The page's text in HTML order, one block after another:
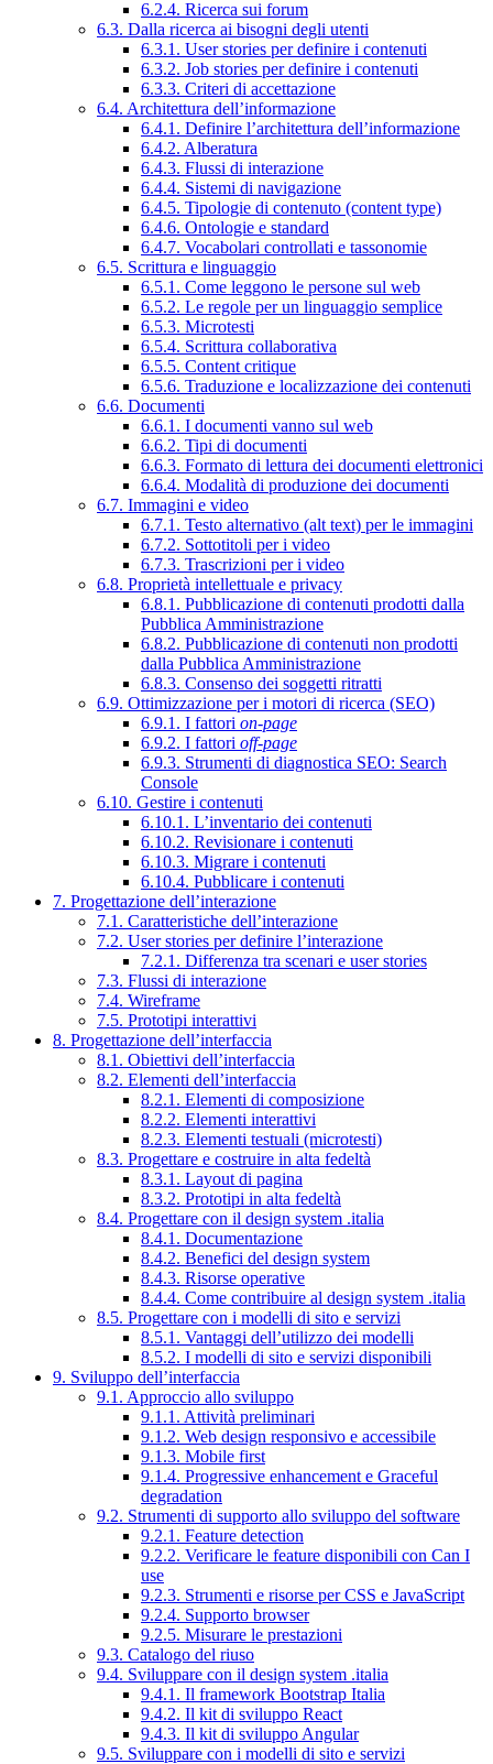
6.2.4. Ricerca sui forum
6.3. Dalla ricerca ai bisogni degli utenti
6.3.1. User stories per definire i contenuti
6.3.2. Job stories per definire i contenuti
6.3.3. Criteri di accettazione
6.4. Architettura dell’informazione
6.4.1. Definire l’architettura dell’informazione
6.4.2. Alberatura
6.4.3. Flussi di interazione
6.4.4. Sistemi di navigazione
6.4.5. Tipologie di contenuto (content type)
6.4.6. Ontologie e standard
6.4.7. Vocabolari controllati e tassonomie
6.5. Scrittura e linguaggio
6.5.1. Come leggono le persone sul web
6.5.2. Le regole per un linguaggio semplice
6.5.3. Microtesti
6.5.4. Scrittura collaborativa
6.5.5. Content critique
6.5.6. Traduzione e localizzazione dei contenuti
6.6. Documenti
6.6.1. I documenti vanno sul web
6.6.2. Tipi di documenti
6.6.3. Formato di lettura dei documenti elettronici
6.6.4. Modalità di produzione dei documenti
6.7. Immagini e video
6.7.1. Testo alternativo (alt text) per le immagini
6.7.2. Sottotitoli per i video
6.7.3. Trascrizioni per i video
6.8. Proprietà intellettuale e privacy
6.8.1. Pubblicazione di contenuti prodotti dalla
Pubblica Amministrazione
6.8.2. Pubblicazione di contenuti non prodotti
dalla Pubblica Amministrazione
6.8.3. Consenso dei soggetti ritratti
6.9. Ottimizzazione per i motori di ricerca (SEO)
6.9.1. I fattori on-page
6.9.2. I fattori off-page
6.9.3. Strumenti di diagnostica SEO: Search
Console
6.10. Gestire i contenuti
6.10.1. L’inventario dei contenuti
6.10.2. Revisionare i contenuti
6.10.3. Migrare i contenuti
6.10.4. Pubblicare i contenuti
7. Progettazione dell’interazione
7.1. Caratteristiche dell’interazione
7.2. User stories per definire l’interazione
7.2.1. Differenza tra scenari e user stories
7.3. Flussi di interazione
7.4. Wireframe
7.5. Prototipi interattivi
8. Progettazione dell’interfaccia
8.1. Obiettivi dell’interfaccia
8.2. Elementi dell’interfaccia
8.2.1. Elementi di composizione
8.2.2. Elementi interattivi
8.2.3. Elementi testuali (microtesti)
8.3. Progettare e costruire in alta fedeltà
8.3.1. Layout di pagina
8.3.2. Prototipi in alta fedeltà
8.4. Progettare con il design system .italia
8.4.1. Documentazione
8.4.2. Benefici del design system
8.4.3. Risorse operative
8.4.4. Come contribuire al design system .italia
8.5. Progettare con i modelli di sito e servizi
8.5.1. Vantaggi dell’utilizzo dei modelli
8.5.2. I modelli di sito e servizi disponibili
9. Sviluppo dell’interfaccia
9.1. Approccio allo sviluppo
9.1.1. Attività preliminari
9.1.2. Web design responsivo e accessibile
9.1.3. Mobile first
9.1.4. Progressive enhancement e Graceful
degradation
9.2. Strumenti di supporto allo sviluppo del software
9.2.1. Feature detection
9.2.2. Verificare le feature disponibili con Can I
use
9.2.3. Strumenti e risorse per CSS e JavaScript
9.2.4. Supporto browser
9.2.5. Misurare le prestazioni
9.3. Catalogo del riuso
9.4. Sviluppare con il design system .italia
9.4.1. Il framework Bootstrap Italia
9.4.2. Il kit di sviluppo React
9.4.3. Il kit di sviluppo Angular
9.5. Sviluppare con i modelli di sito e servizi